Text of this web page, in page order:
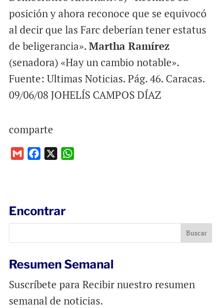
posición y ahora reconoce que se equivocó
al decir que las Farc deberían tener estatus
de beligerancia».Martha Ramírez
(senadora) «Hay un cambio notable».
Fuente: Ultimas Noticias. Pág. 46. Caracas.
09/06/08 JOHELÍS CAMPOS DÍAZ
comparte
o
k
p
Encontrar
Resumen Semanal
Suscríbete para Recibir nuestro resumen
semanal de noticias.